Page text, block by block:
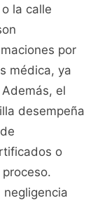
la calle
por
médica, ya
el
desempeña
o
negligencia